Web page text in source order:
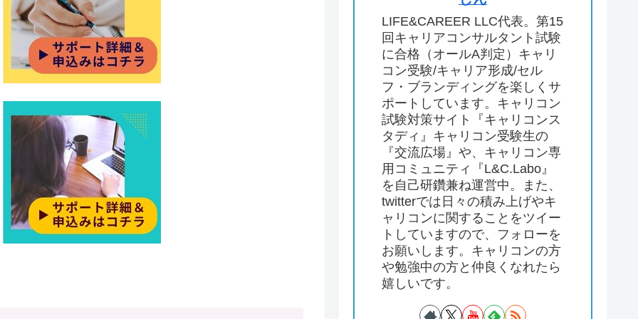
LIFE&CAREER LLC代表。第15
回キャリアコンサルタント試験
に合格（オールA判定）キャリ
コン受験/キャリア形成/セル
フ・ブランディングを楽しくサ
ポートしています。キャリコン
試験対策サイト『キャリコンス
タディ』キャリコン受験生の
『交流広場』や、キャリコン専
用コミュニティ『L&C.Labo』
を自己研鑽兼ね運営中。また、
twitterでは日々の積み上げやキ
ャリコンに関することをツイー
トしていますので、フォローを
お願いします。キャリコンの方
や勉強中の方と仲良くなれたら
嬉しいです。